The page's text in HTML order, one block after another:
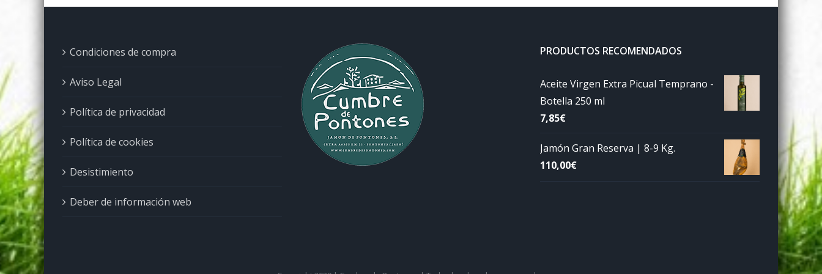
Condiciones de compra
Aviso Legal
Política de privacidad
Política de cookies
Desistimiento
Deber de información web
PRODUCTOS RECOMENDADOS
Aceite Virgen Extra Picual Temprano -
Botella 250 ml
7,85€
Jamón Gran Reserva | 8-9 Kg.
110,00€